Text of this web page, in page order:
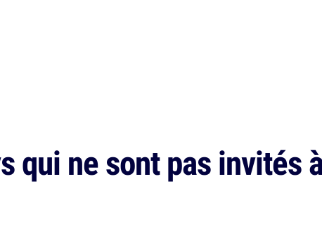
qui ne sont pas invités